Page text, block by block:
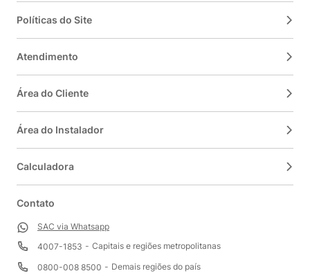
Políticas do Site
Atendimento
Área do Cliente
Área do Instalador
Calculadora
Contato
SAC via Whatsapp
4007-1853
Capitais e regiões metropolitanas
0800-008 8500
Demais regiões do país